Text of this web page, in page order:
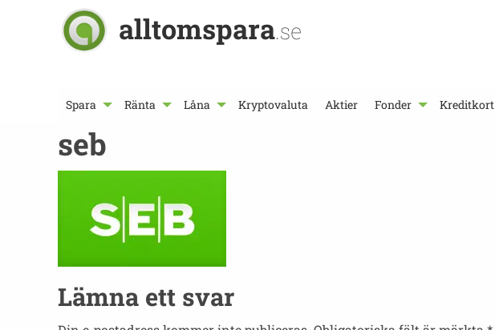
alltomspara.se
Spara Ränta Låna Kryptovaluta Aktier Fonder Kreditkort
seb
Lämna ett svar